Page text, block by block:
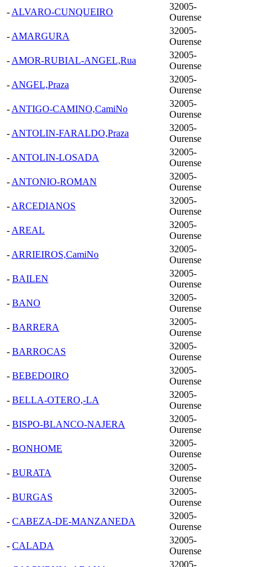
- ALVARO-CUNQUEIRO
32005-
Ourense
- AMARGURA
32005-
Ourense
- AMOR-RUBIAL-ANGEL,Rua
32005-
Ourense
- ANGEL,Praza
32005-
Ourense
- ANTIGO-CAMINO,CamiNo
32005-
Ourense
- ANTOLIN-FARALDO,Praza
32005-
Ourense
- ANTOLIN-LOSADA
32005-
Ourense
- ANTONIO-ROMAN
32005-
Ourense
- ARCEDIANOS
32005-
Ourense
- AREAL
32005-
Ourense
- ARRIEIROS,CamiNo
32005-
Ourense
- BAILEN
32005-
Ourense
- BANO
32005-
Ourense
- BARRERA
32005-
Ourense
- BARROCAS
32005-
Ourense
- BEBEDOIRO
32005-
Ourense
- BELLA-OTERO,-LA
32005-
Ourense
- BISPO-BLANCO-NAJERA
32005-
Ourense
- BONHOME
32005-
Ourense
- BURATA
32005-
Ourense
- BURGAS
32005-
Ourense
- CABEZA-DE-MANZANEDA
32005-
Ourense
- CALADA
32005-
Ourense
32005-